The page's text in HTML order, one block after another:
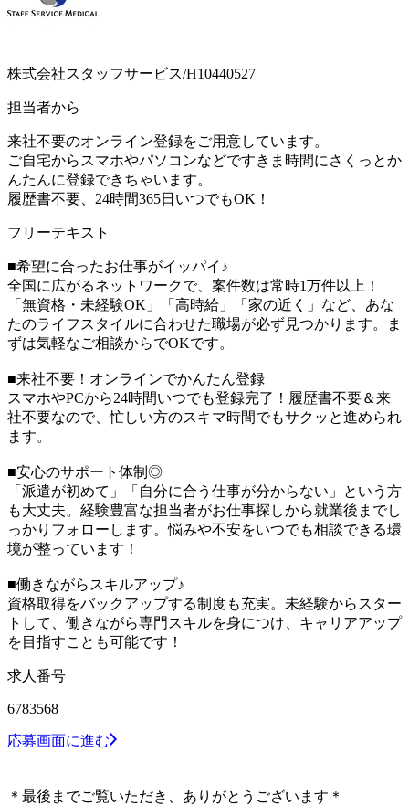
株式会社スタッフサービス/H10440527
担当者から
来社不要のオンライン登録をご用意しています。
ご自宅からスマホやパソコンなどですきま時間にさくっとか
んたんに登録できちゃいます。
履歴書不要、24時間365日いつでもOK！
フリーテキスト
■希望に合ったお仕事がイッパイ♪
全国に広がるネットワークで、案件数は常時1万件以上！
「無資格・未経験OK」「高時給」「家の近く」など、あな
たのライフスタイルに合わせた職場が必ず見つかります。ま
ずは気軽なご相談からでOKです。
■来社不要！オンラインでかんたん登録
スマホやPCから24時間いつでも登録完了！履歴書不要＆来
社不要なので、忙しい方のスキマ時間でもサクッと進められ
ます。
■安心のサポート体制◎
「派遣が初めて」「自分に合う仕事が分からない」という方
も大丈夫。経験豊富な担当者がお仕事探しから就業後までし
っかりフォローします。悩みや不安をいつでも相談できる環
境が整っています！
■働きながらスキルアップ♪
資格取得をバックアップする制度も充実。未経験からスター
トして、働きながら専門スキルを身につけ、キャリアアップ
を目指すことも可能です！
求人番号
6783568
応募画面に進む
＊最後までご覧いただき、ありがとうございます＊